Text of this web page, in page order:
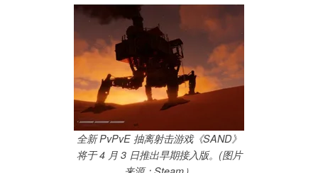
全新 PvPvE 抽离射击游戏《SAND》
将于 4 月 3 日推出早期接入版。(图片